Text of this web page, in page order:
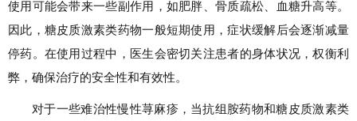
使用可能会带来一些副作用，如肥胖、骨质疏松、血糖升高等。
因此，糖皮质激素类药物一般短期使用，症状缓解后会逐渐减量
停药。在使用过程中，医生会密切关注患者的身体状况，权衡利
弊，确保治疗的安全性和有效性。
对于一些难治性慢性荨麻疹，当抗组胺药物和糖皮质激素类